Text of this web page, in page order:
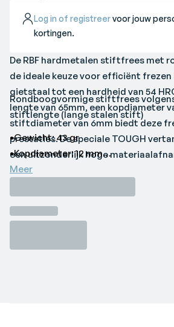
Log in of registreervoor jouw
kortingen.
De RBF hardmetalen stiftfrees met
de ideale keuze voor efficiënt frezen
gietstaal tot een hardheid van 54
lengte van 65mm, een kopdiameter
stiftdiameter van 6mm biedt deze
prestaties. De speciale TOUGH
een uitzonderlijk hoge
kans op tandbreuk, zelfs bij lage
Rondboogvormige stiftfrees volgens
stiftlengte (lange stalen stift)
•Gewicht: 43 gr
•Kopdiameter: 12 mm
•Koplengte: 25 mm
•Schacht: 6 mm
•Totale lengte: 65 mm
•Vertanding: TOUGH
Meer